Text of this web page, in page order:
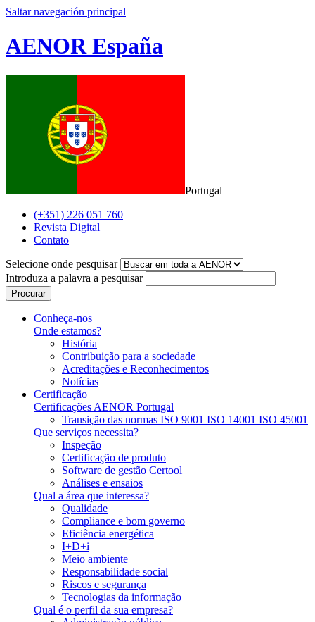
Saltar navegación principal
AENOR España
Portugal
(+351) 226 051 760
Revista Digital
Contato
Selecione onde pesquisar
Introduza a palavra a pesquisar
Procurar
Conheça-nos
Onde estamos?
História
Contribuição para a sociedade
Acreditações e Reconhecimentos
Notícias
Certificação
Certificações AENOR Portugal
Transição das normas ISO 9001 ISO 14001 ISO 45001
Que serviços necessita?
Inspeção
Certificação de produto
Software de gestão Certool
Análises e ensaios
Qual a área que interessa?
Qualidade
Compliance e bom governo
Eficiência energética
I+D+i
Meio ambiente
Responsabilidade social
Riscos e segurança
Tecnologias da informação
Qual é o perfil da sua empresa?